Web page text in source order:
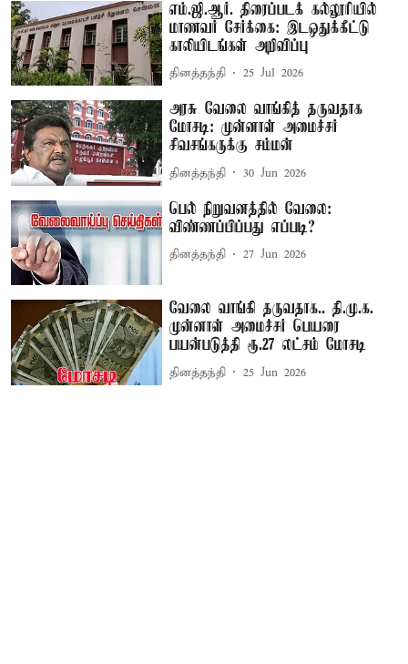
எம்.ஜி.ஆர். திரைப்படக் கல்லூரியில்
மாணவர் சேர்க்கை: இடஒதுக்கீட்டு
காலியிடங்கள் அறிவிப்பு
தினத்தந்தி 25 Jul 2026
அரசு வேலை வாங்கித் தருவதாக
மோசடி: முன்னாள் அமைச்சர்
சிவசங்கருக்கு சம்மன்
தினத்தந்தி 30 Jun 2026
பெல் நிறுவனத்தில் வேலை:
விண்ணப்பிப்பது எப்படி?
தினத்தந்தி 27 Jun 2026
வேலை வாங்கி தருவதாக.. தி.மு.க.
முன்னாள் அமைச்சர் பெயரை
பயன்படுத்தி ரூ.27 லட்சம் மோசடி
தினத்தந்தி 25 Jun 2026